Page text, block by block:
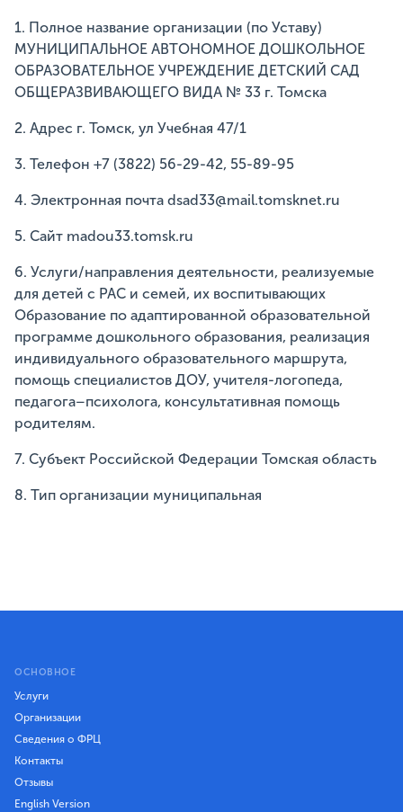
1. Полное название организации (по Уставу)
МУНИЦИПАЛЬНОЕ АВТОНОМНОЕ ДОШКОЛЬНОЕ
ОБРАЗОВАТЕЛЬНОЕ УЧРЕЖДЕНИЕ ДЕТСКИЙ САД
ОБЩЕРАЗВИВАЮЩЕГО ВИДА № 33 г. Томска
2. Адрес г. Томск, ул Учебная 47/1
3. Телефон +7 (3822) 56-29-42, 55-89-95
4. Электронная почта dsad33@mail.tomsknet.ru
5. Сайт madou33.tomsk.ru
6. Услуги/направления деятельности, реализуемые
для детей с РАС и семей, их воспитывающих
Образование по адаптированной образовательной
программе дошкольного образования, реализация
индивидуального образовательного маршрута,
помощь специалистов ДОУ, учителя-логопеда,
педагога–психолога, консультативная помощь
родителям.
7. Субъект Российской Федерации Томская область
8. Тип организации муниципальная
ОСНОВНОЕ
Услуги
Организации
Сведения о ФРЦ
Контакты
Отзывы
English Version